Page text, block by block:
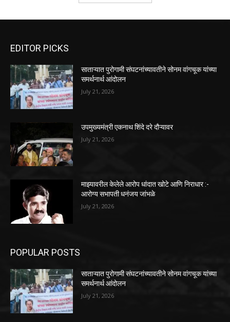
EDITOR PICKS
साताऱ्यात पुरोगामी संघटनांच्यावतीने सोनम वांगचूक यांच्या
समर्थनार्थ आंदोलन
July 21, 2026
उपमुख्यमंत्री एकनाथ शिंदे दरे दौऱ्यावर
July 21, 2026
माझ्यावरील केलेले आरोप धांदात खोटे आणि निराधार :-
आरोग्य सभापती धनंजय जांभळे
July 21, 2026
POPULAR POSTS
साताऱ्यात पुरोगामी संघटनांच्यावतीने सोनम वांगचूक यांच्या
समर्थनार्थ आंदोलन
July 21, 2026